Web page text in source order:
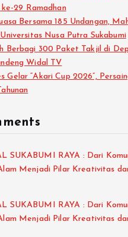
29 Ramadhan
Bersama 185 Undangan,
Nusa Putra Sukabumi
Berbagi 300 Paket Takjil di
Widal TV
Gelar “Akari Cup 2026”,
SUKABUMI RAYA : Dari
Menjadi Pilar Kreativitas
SUKABUMI RAYA : Dari
Menjadi Pilar Kreativitas